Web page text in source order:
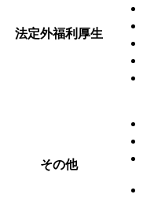
法定外福利厚生
その他